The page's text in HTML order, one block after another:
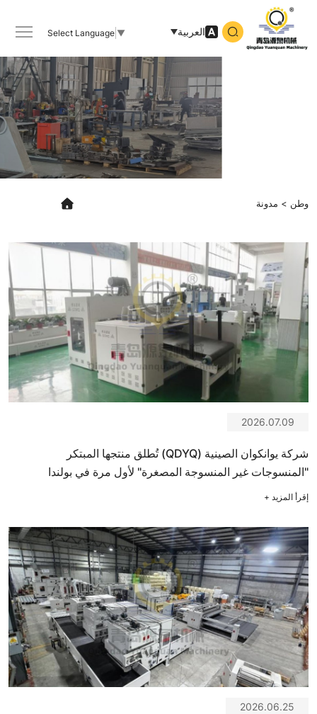
العربية Select Language ▼
Qingdao
Yuanquan
Machinery
وطن مدونة
2026.07.09
شركة يوانكوان الصينية (QDYQ) تُطلق منتجها المبتكر
"المنسوجات غير المنسوجة المصغرة" لأول مرة في بولندا
إقرأ المزيد +
2026.06.25